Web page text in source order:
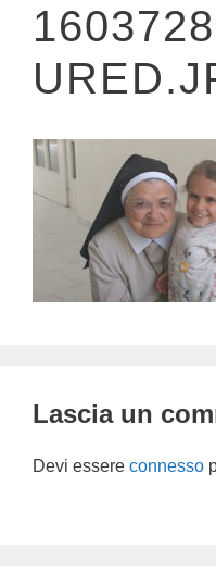
Lascia un
Devi essere connesso